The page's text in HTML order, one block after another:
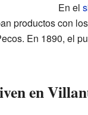
En el
productos con
En 1890, el
en